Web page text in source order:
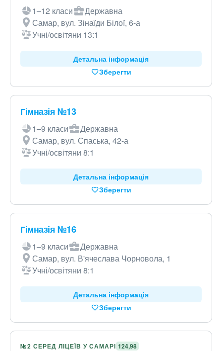
1–12 класи
Державна
Самар, вул. Зінаїди Білої, 6-а
Учні/освітяни 13:1
Детальна інформація
Зберегти
Гімназія №13
1–9 класи
Державна
Самар, вул. Спаська, 42-а
Учні/освітяни 8:1
Детальна інформація
Зберегти
Гімназія №16
1–9 класи
Державна
Самар, вул. В'ячеслава Чорновола, 1
Учні/освітяни 8:1
Детальна інформація
Зберегти
№2 СЕРЕД ЛІЦЕЇВ У САМАРІ 124,98